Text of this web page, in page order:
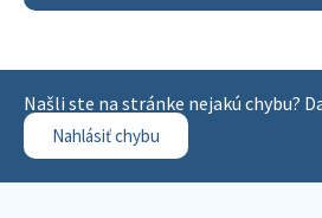
Našli ste na stránke nejakú chybu?
Nahlásiť chybu